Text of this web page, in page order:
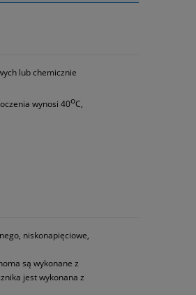
lub chemicznie
wynosi 40oC,
niskonapięciowe,
są wykonane z
jest wykonana z